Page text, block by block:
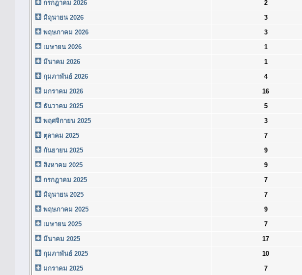
กรกฎาคม 2026
2
มิถุนายน 2026
3
พฤษภาคม 2026
3
เมษายน 2026
1
มีนาคม 2026
1
กุมภาพันธ์ 2026
4
มกราคม 2026
16
ธันวาคม 2025
5
พฤศจิกายน 2025
3
ตุลาคม 2025
7
กันยายน 2025
9
สิงหาคม 2025
9
กรกฎาคม 2025
7
มิถุนายน 2025
7
พฤษภาคม 2025
9
เมษายน 2025
7
มีนาคม 2025
17
กุมภาพันธ์ 2025
10
มกราคม 2025
7